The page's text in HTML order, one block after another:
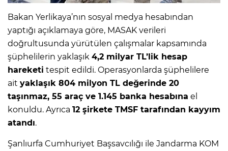
Bakan Yerlikaya’nın sosyal medya hesabından
yaptığı açıklamaya göre, MASAK verileri
doğrultusunda yürütülen çalışmalar kapsamında
şüphelilerin yaklaşık 4,2 milyar TL’lik hesap
hareketi tespit edildi. Operasyonlarda şüphelilere
ait yaklaşık 804 milyon TL değerinde 20
taşınmaz, 55 araç ve 1.145 banka hesabına el
konuldu. Ayrıca 12 şirkete TMSF tarafından kayyım
atandı.
Şanlıurfa Cumhuriyet Başsavcılığı ile Jandarma KOM